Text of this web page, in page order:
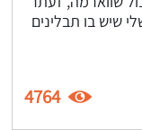
שיש בו תבלינים
4764